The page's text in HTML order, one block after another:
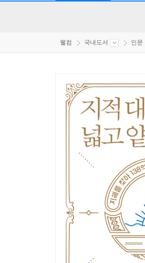
웰컴 국내도서 인문